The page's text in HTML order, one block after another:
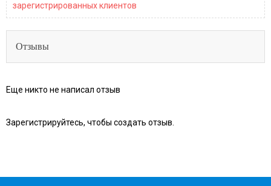
зарегистрированных клиентов
Отзывы
Еще никто не написал отзыв
Зарегистрируйтесь, чтобы создать отзыв.